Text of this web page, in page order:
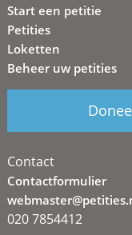
Start een petitie
Petities
Loketten
Beheer uw petities
Contact
Contactformulier
020 7854412